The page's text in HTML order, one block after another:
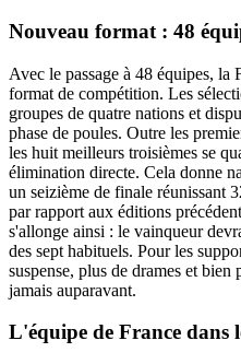
Nouveau format : 48
Avec le passage à 48 équipes,
format de compétition. Les
groupes de quatre nations et
phase de poules. Outre les
les huit meilleurs troisièmes se
élimination directe. Cela donne
un seizième de finale réunissant
par rapport aux éditions
s'allonge ainsi : le vainqueur
des sept habituels. Pour les
suspense, plus de drames et
jamais auparavant.
L'équipe de France dans